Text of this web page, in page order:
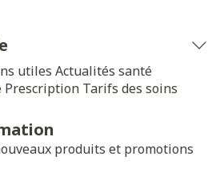
utiles Actualités santé
Prescription Tarifs des soins
produits et promotions